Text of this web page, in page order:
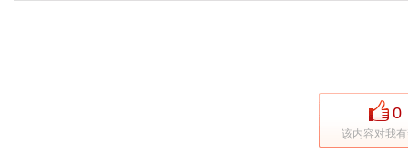
0
该内容对我